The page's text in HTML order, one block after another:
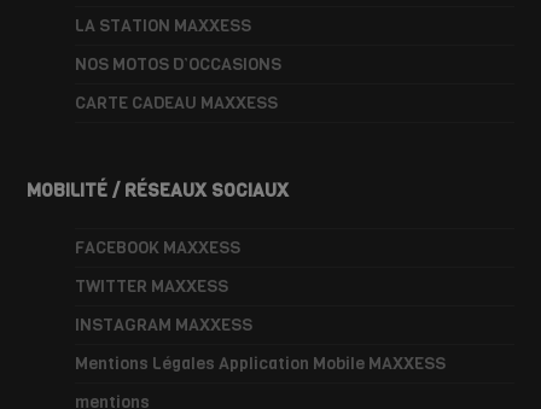
LA STATION MAXXESS
NOS MOTOS D’OCCASIONS
CARTE CADEAU MAXXESS
MOBILITÉ / RÉSEAUX SOCIAUX
FACEBOOK MAXXESS
TWITTER MAXXESS
INSTAGRAM MAXXESS
Mentions Légales Application Mobile MAXXESS
mentions